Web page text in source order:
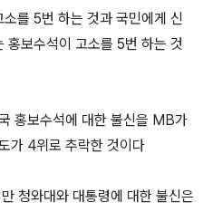
를 5번 하는 것과 국민에게 신
홍보수석이 고소를 5번 하는 것
홍보수석에 대한 불신을 MB가
가 4위로 추락한 것이다
청와대와 대통령에 대한 불신은